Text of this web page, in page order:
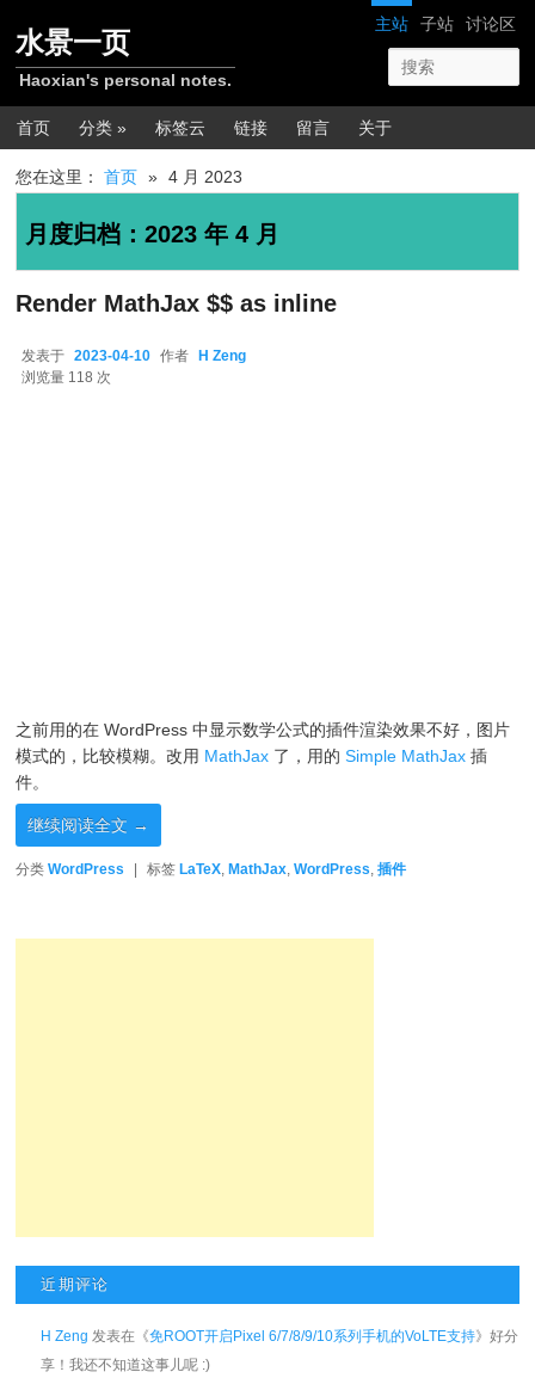
网站导航
主站 子站 讨论区
水景一页
Haoxian's personal notes.
主菜单
首页 分类 » 标签云 链接 留言 关于
您在这里：首页 » 4 月 2023
月度归档：2023 年 4 月
Render MathJax $$ as inline
发表于 2023-04-10 作者 H Zeng
浏览量 118 次
之前用的在 WordPress 中显示数学公式的插件渲染效果不好，图片
模式的，比较模糊。改用 MathJax 了，用的Simple MathJax 插
件。
继续阅读全文 →
分类 WordPress 标签 LaTeX, MathJax,WordPress,插件
近期评论
H Zeng 发表在《免ROOT开启Pixel 6/7/8/9/10系列手机的VoLTE支持》好分
享！我还不知道这事儿呢 :)